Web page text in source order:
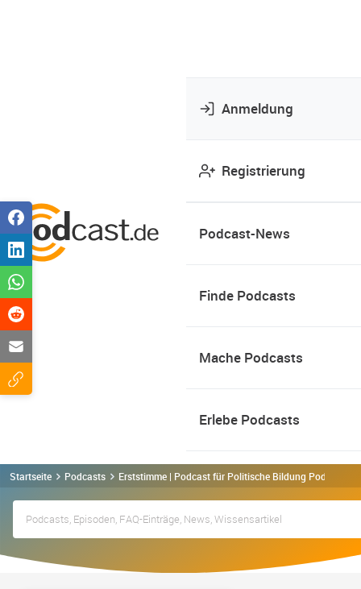
Anmeldung
Registrierung
Podcast-News
Finde Podcasts
Mache Podcasts
Erlebe Podcasts
Startseite Podcasts Erststimme | Podcast für Politische Bildung Podcast